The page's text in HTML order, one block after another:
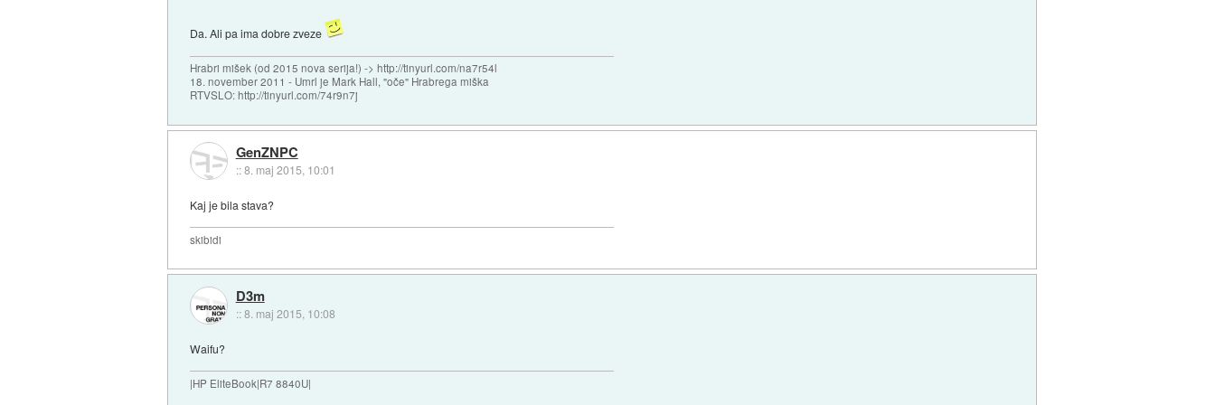
Da. Ali pa ima dobre zveze
Hrabri mišek (od 2015 nova serija!) -> http://tinyurl.com/na7r54l
18. november 2011 - Umrl je Mark Hall, "oče" Hrabrega miška
RTVSLO: http://tinyurl.com/74r9n7j
GenZNPC
::8. maj 2015, 10:01
Kaj je bila stava?
skibidi
D3m
::8. maj 2015, 10:08
Waifu?
|HP EliteBook|R7 8840U|